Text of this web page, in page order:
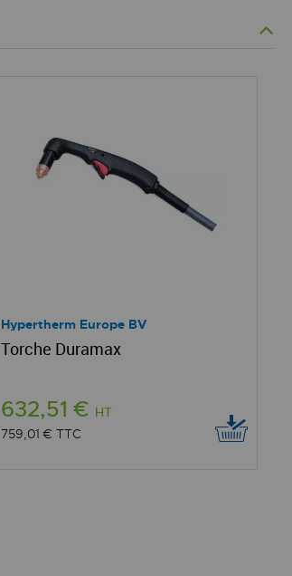
Hypertherm Europe BV
Torche Duramax
632,51 € HT
759,01 € TTC